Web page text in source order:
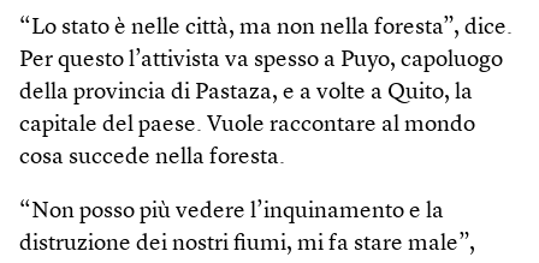
“Lo stato è nelle città, ma non nella foresta”, dice.
Per questo l’attivista va spesso a Puyo, capoluogo
della provincia di Pastaza, e a volte a Quito, la
capitale del paese. Vuole raccontare al mondo
cosa succede nella foresta.
“Non posso più vedere l’inquinamento e la
distruzione dei nostri fiumi, mi fa stare male”,